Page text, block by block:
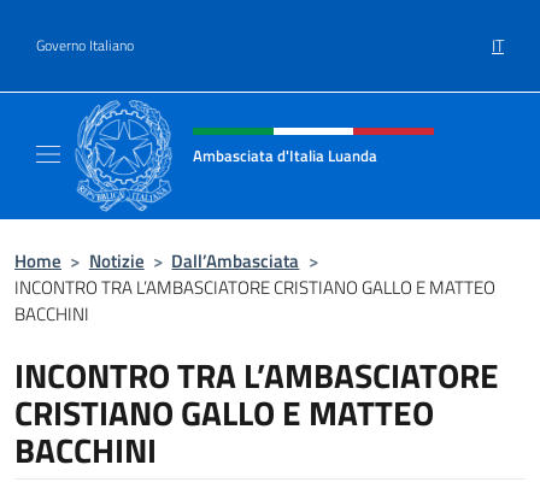
Governo Italiano IT
Intestazione sito, social e menù
Ambasciata d'Italia Luanda
Home > Notizie > Dall’Ambasciata >
INCONTRO TRA L’AMBASCIATORE CRISTIANO GALLO E MATTEO
BACCHINI
INCONTRO TRA L’AMBASCIATORE
CRISTIANO GALLO E MATTEO
BACCHINI